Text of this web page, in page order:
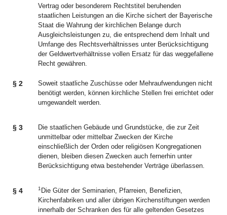
Vertrag oder besonderem Rechtstitel beruhenden
staatlichen Leistungen an die Kirche sichert der Bayerische
Staat die Wahrung der kirchlichen Belange durch
Ausgleichsleistungen zu, die entsprechend dem Inhalt und
Umfange des Rechtsverhältnisses unter Berücksichtigung
der Geldwertverhältnisse vollen Ersatz für das weggefallene
Recht gewähren.
§ 2
Soweit staatliche Zuschüsse oder Mehraufwendungen nicht
benötigt werden, können kirchliche Stellen frei errichtet oder
umgewandelt werden.
§ 3
Die staatlichen Gebäude und Grundstücke, die zur Zeit
unmittelbar oder mittelbar Zwecken der Kirche
einschließlich der Orden oder religiösen Kongregationen
dienen, bleiben diesen Zwecken auch fernerhin unter
Berücksichtigung etwa bestehender Verträge überlassen.
§ 4 1 Die Güter der Seminarien, Pfarreien, Benefizien,
Kirchenfabriken und aller übrigen Kirchenstiftungen werden
innerhalb der Schranken des für alle geltenden Gesetzes